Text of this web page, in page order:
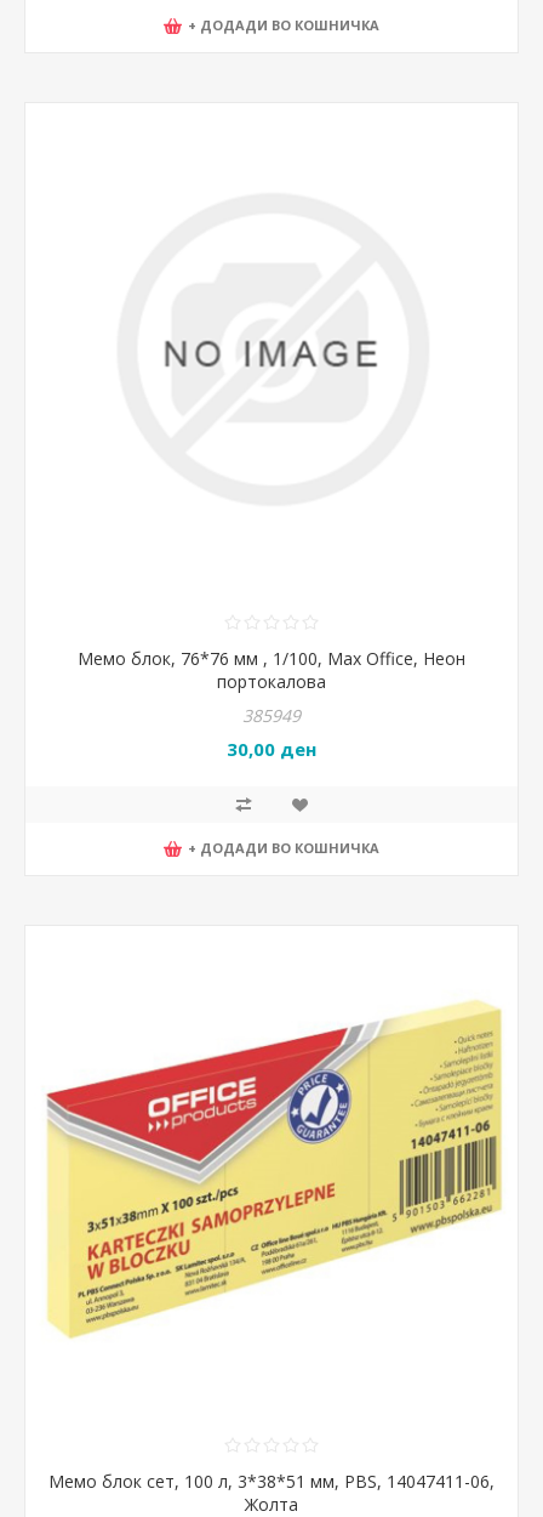
+ ДОДАДИ ВО КОШНИЧКА
Мемо блок, 76*76 мм , 1/100, Max Office, Неон
портокалова
385949
30,00 ден
+ ДОДАДИ ВО КОШНИЧКА
Мемо блок сет, 100 л, 3*38*51 мм, PBS, 14047411-06,
Жолта